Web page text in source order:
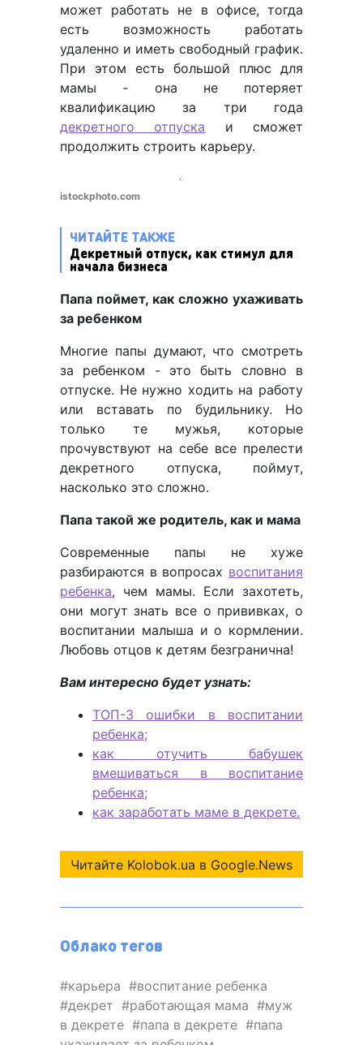
может работать не в офисе, тогда
есть возможность работать
удаленно и иметь свободный график.
При этом есть большой плюс для
мамы - она не потеряет
квалификацию за три года
декретного отпуска и сможет
продолжить строить карьеру.
istockphoto.com
ЧИТАЙТЕ ТАКЖЕ
Декретный отпуск, как стимул для
начала бизнеса
Папа поймет, как сложно ухаживать
за ребенком
Многие папы думают, что смотреть
за ребенком - это быть словно в
отпуске. Не нужно ходить на работу
или вставать по будильнику. Но
только те мужья, которые
прочувствуют на себе все прелести
декретного отпуска, поймут,
насколько это сложно.
Папа такой же родитель, как и мама
Современные папы не хуже
разбираются в вопросах воспитания
ребенка, чем мамы. Если захотеть,
они могут знать все о прививках, о
воспитании малыша и о кормлении.
Любовь отцов к детям безгранична!
Вам интересно будет узнать:
ТОП-3 ошибки в воспитании
ребенка;
как отучить бабушек
вмешиваться в воспитание
ребенка;
как заработать маме в декрете.
Читайте Kolobok.ua в Google.News
Облако тегов
карьера
воспитание ребенка
декрет
работающая мама
муж
в декрете
папа в декрете
папа